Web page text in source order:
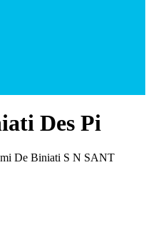
Des Pi
De Biniati S N SANT